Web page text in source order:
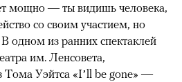
мощно — ты видишь человека,
со своим участием, но
одном из ранних спектаклей
им. Ленсовета,
Тома Уэйтса «I’ll be gone» —